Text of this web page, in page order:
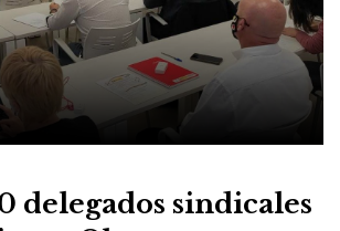
delegados sindicales